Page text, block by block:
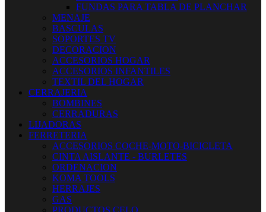
FUNDAS PARA TABLA DE PLANCHAR
MENAJE
BASCULAS
SOPORTES TV
DECORACION
ACCESORIOS HOGAR
ACCESORIOS INFANTILES
TEXTIL DEL HOGAR
CERRAJERIA
BOMBINES
CERRADURAS
LIJADORAS
FERRETERIA
ACCESORIOS COCHE-MOTO-BICICLETA
CINTA AISLANTE - BURLETES
ORDENACION
KOMA TOOLS
HERRAJES
GAS
PRODUCTOS CELO